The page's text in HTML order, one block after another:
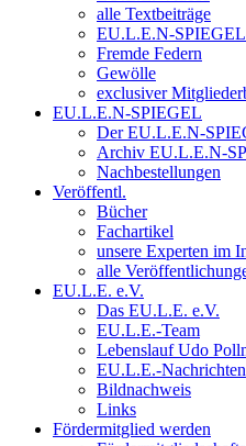
alle Textbeiträge
EU.L.E.N-
Fremde Federn
Gewölle
exclusiver
EU.L.E.N-SPIEGEL
Der EU.L.E.N-
Archiv EU.L.E.N-
Nachbestellungen
Veröffentl.
Bücher
Fachartikel
unsere Experten im
alle
EU.L.E. e.V.
Das EU.L.E. e.V.
EU.L.E.-Team
Lebenslauf Udo
EU.L.E.-Nachrichten
Bildnachweis
Links
Fördermitglied werden